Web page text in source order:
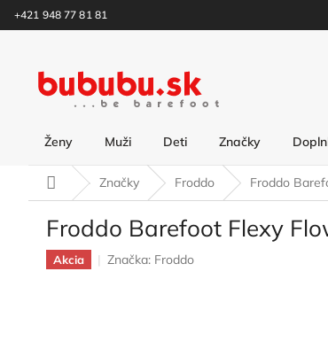
Prejsť+421 948 77 81 81
Ženy Muži Deti Značky
DomovZnačky Froddo Froddo
Froddo Barefoot Flexy
Akcia Značka: Froddo